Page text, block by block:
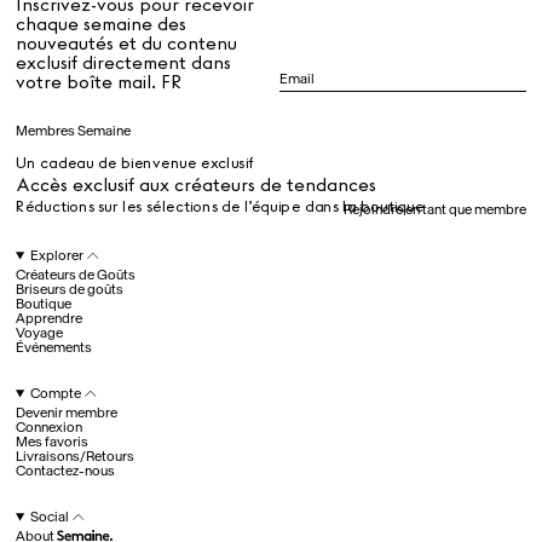
Dr Stolberg's Daily Habits to Support Your Inner Health
juil.. 25th
Ryan Gander
Newsletter
Inscrivez-vous pour
des nouveautés et du
Inscrivez-vous pour recevoir
chaque semaine des
nouveautés et du contenu
exclusif directement dans
votre boîte mail. FR
Membres Semaine
Accès exclusif aux créateurs de tendances
Réductions sur les sélections de l’équipe dans la boutique
Un cadeau de bienvenue exclusif
Rejoindre en tant que membre
Explorer
Créateurs de Goûts
Briseurs de goûts
Boutique
Apprendre
Voyage
Événements
Compte
Devenir membre
Connexion
Mes favoris
Livraisons/Retours
Contactez-nous
Social
About